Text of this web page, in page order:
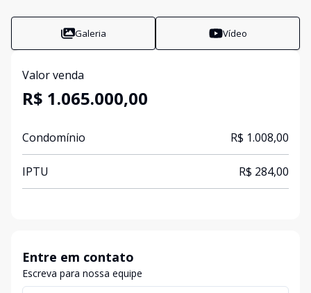
Galeria Vídeo
Valor venda
R$ 1.065.000,00
Condomínio R$ 1.008,00
IPTU R$ 284,00
Entre em contato
Escreva para nossa equipe